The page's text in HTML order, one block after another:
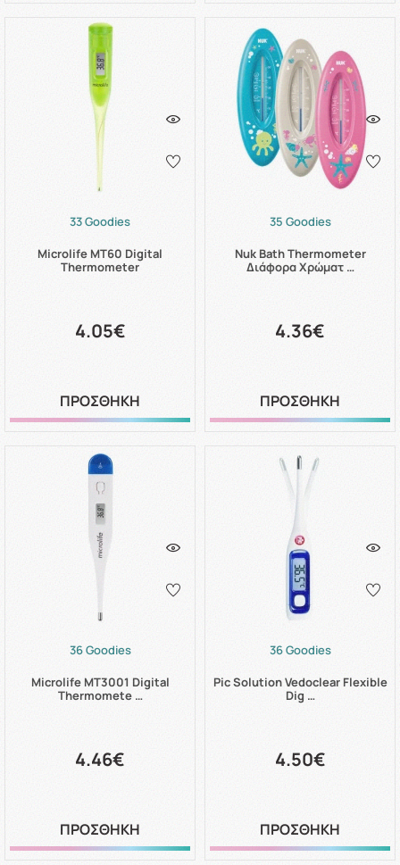
33 Goodies
Microlife MΤ60 Digital
Thermometer
4.05€
ΠΡΟΣΘΗΚΗ
35 Goodies
Nuk Bath Thermometer
Διάφορα Χρώματ …
4.36€
ΠΡΟΣΘΗΚΗ
36 Goodies
Microlife MT3001 Digital
Thermomete …
4.46€
ΠΡΟΣΘΗΚΗ
36 Goodies
Pic Solution Vedoclear Flexible
Dig …
4.50€
ΠΡΟΣΘΗΚΗ